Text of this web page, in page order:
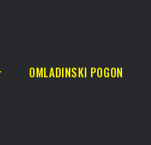
OMLADINSKI POGON